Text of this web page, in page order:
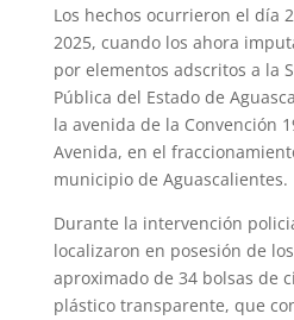
Los hechos ocurrieron el día
2025, cuando los ahora
por elementos adscritos a la
Pública del Estado de
la avenida de la Convención
Avenida, en el
municipio de Aguascalientes.
Durante la intervención
localizaron en posesión de
aproximado de 34 bolsas de
plástico transparente, que